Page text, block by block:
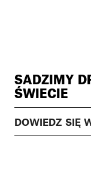
SADZIMY
ŚWIECIE
DOWIEDZ SIĘ